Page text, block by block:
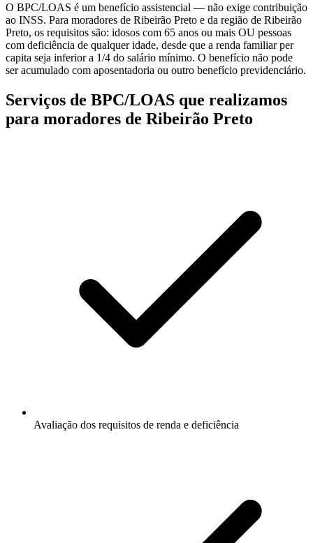
O BPC/LOAS é um benefício assistencial — não exige contribuição
ao INSS. Para moradores de Ribeirão Preto e da região de Ribeirão
Preto, os requisitos são: idosos com 65 anos ou mais OU pessoas
com deficiência de qualquer idade, desde que a renda familiar per
capita seja inferior a 1/4 do salário mínimo. O benefício não pode
ser acumulado com aposentadoria ou outro benefício previdenciário.
Serviços de BPC/LOAS que realizamos
para moradores de Ribeirão Preto
Avaliação dos requisitos de renda e deficiência